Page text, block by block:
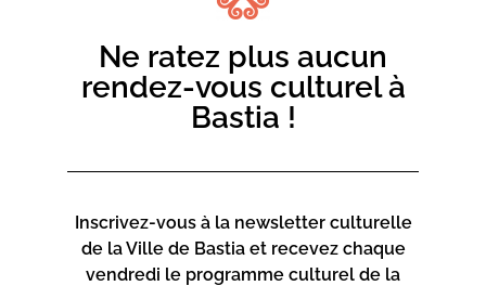
CONTACT
Ne ratez plus aucun
rendez-vous culturel à
Bastia !
Inscrivez-vous à la newsletter culturelle
de la Ville de Bastia et recevez chaque
vendredi le programme culturel de la